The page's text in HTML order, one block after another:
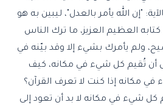
"إن الله يأمر بالعدل"، ليبين به هو
العظيم العزيز، ما ترك الناس
ولم يأمرك بشيء إلا وقد بيّنه في
أن تُقيم كل شيء في مكانه، كيف
مكانه إذا كنت لا تعرف القرآن؟
كل شيء في مكانه لا بد أن تعود إلى